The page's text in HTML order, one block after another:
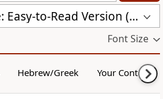
Vietnamese Bible: Easy-to-Read Version (BPT)
Font Size
Hebrew/Greek Your Content